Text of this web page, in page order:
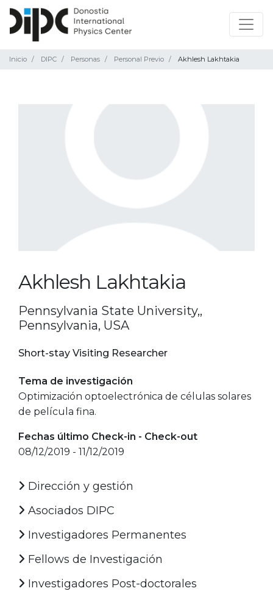
Inicio DIPC Personas Personal Previo Akhlesh Lakhtakia
Akhlesh Lakhtakia
Pennsylvania State University,,
Pennsylvania, USA
Short-stay Visiting Researcher
Tema de investigación
Optimización optoelectrónica de células solares
de película fina.
Fechas último Check-in - Check-out
08/12/2019 - 11/12/2019
Dirección y gestión
Asociados DIPC
Investigadores Permanentes
Fellows de Investigación
Investigadores Post-doctorales